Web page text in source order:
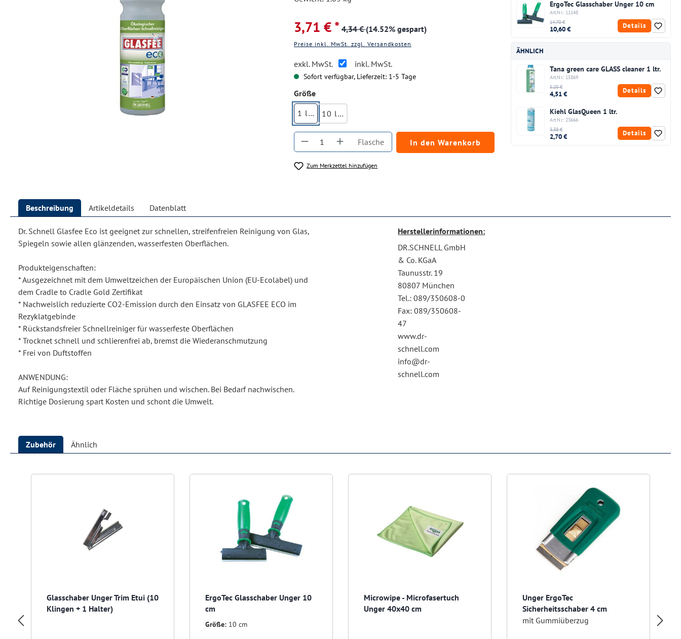
3,71 € * 4,34 €(14.52% gespart)
Preise inkl. MwSt. zzgl. Versandkosten
exkl. MwSt. inkl. MwSt.
Sofort verfügbar, Lieferzeit: 1-5 Tage
Größeauswählen
1 ltr.
10 ltr.
Produkt Anzahl: Gib den gewünschten Wert ein oder benutze die
Flasche In den Warenkorb
Zum Merkzettel hinzufügen
ErgoTec Glasschaber Unger 10 cm
Art.Nr.: 11148
14,70 €
10,60 € Details
ÄHNLICH
Tana green care GLASS cleaner 1 ltr.
Art.Nr.: 15869
5,20 €
4,51 € Details
Kiehl GlasQueen 1 ltr.
Art.Nr.: 23666
3,38 €
2,70 € Details
Beschreibung Artikeldetails Datenblatt
Dr. Schnell Glasfee Eco ist geeignet zur schnellen, streifenfreien Reinigung von Glas,
Spiegeln sowie allen glänzenden, wasserfesten Oberflächen.
Produkteigenschaften:
* Ausgezeichnet mit dem Umweltzeichen der Europäischen Union (EU-Ecolabel) und
dem Cradle to Cradle Gold Zertifikat
* Nachweislich reduzierte CO2-Emission durch den Einsatz von GLASFEE ECO im
Rezyklatgebinde
* Rückstandsfreier Schnellreiniger für wasserfeste Oberflächen
* Trocknet schnell und schlierenfrei ab, bremst die Wiederanschmutzung
* Frei von Duftstoffen
ANWENDUNG:
Auf Reinigungstextil oder Fläche sprühen und wischen. Bei Bedarf nachwischen.
Richtige Dosierung spart Kosten und schont die Umwelt.
Herstellerinformationen:
DR.SCHNELL GmbH
& Co. KGaA
Taunusstr. 19
80807 München
Tel.: 089/350608-0
Fax: 089/350608-
47
www.dr-
schnell.com
info@dr-
schnell.com
Zubehör Ähnlich
Glasschaber Unger Trim Etui (10
Klingen + 1 Halter)
ErgoTec Glasschaber Unger 10
cm
Größe: 10 cm
Microwipe - Microfasertuch
Unger 40x40 cm
Unger ErgoTec
Sicherheitsschaber 4 cm
mit Gummiüberzug